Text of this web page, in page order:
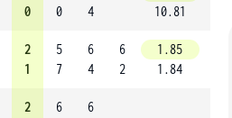
0
0
4
10.81
2
1
5
7
6
4
6
2
1.85
1.84
2
6
6